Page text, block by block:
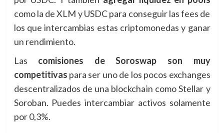
como la de XLM y USDC para conseguir las fees de
los que intercambias estas criptomonedas y ganar
un rendimiento.
Las comisiones de Soroswap son muy
competitivas para ser uno de los pocos exchanges
descentralizados de una blockchain como Stellar y
Soroban. Puedes intercambiar activos solamente
por 0,3%.